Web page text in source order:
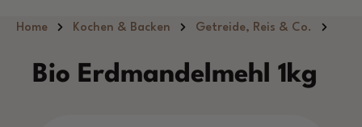
Hauptinhalt springen
Home Kochen & Backen Getreide, Reis & Co.
Bio Erdmandelmehl 1kg